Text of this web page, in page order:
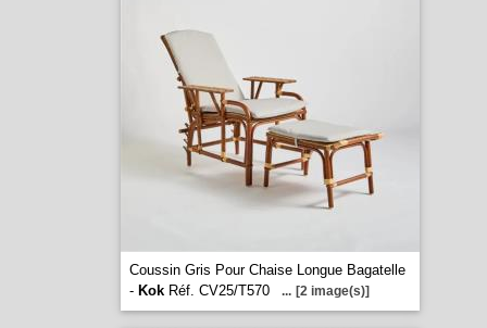
Coussin Gris Pour Chaise Longue Bagatelle
- KokRéf. CV25/T570 ... [2 image(s)]